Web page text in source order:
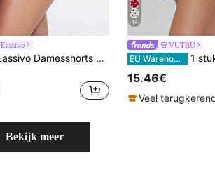
Eassivo
Eassivo Eassivo Damesshorts met hoge taille, losvallend en casual, perfect voor de zomer.
14
VUTRU
EU Warehouse 1 stuk VUTRU shorts met
15.46€
Veel
Bekijk meer